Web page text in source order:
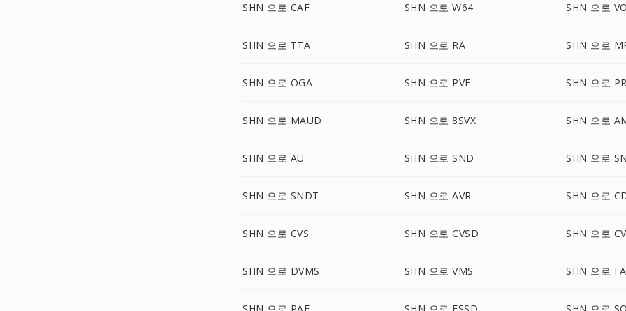
SHN 으로 CAF SHN 으로 W64 SHN 으로
SHN 으로 TTA SHN 으로 RA SHN 으로
SHN 으로 OGA SHN 으로 PVF SHN 으로
SHN 으로 MAUD SHN 으로 8SVX SHN 으로
SHN 으로 AU SHN 으로 SND SHN 으로
SHN 으로 SNDT SHN 으로 AVR SHN 으로
SHN 으로 CVS SHN 으로 CVSD SHN 으로
SHN 으로 DVMS SHN 으로 VMS SHN 으로